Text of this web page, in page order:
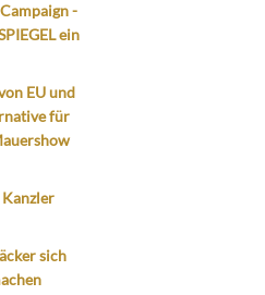
-
ein
EU und
für
sich